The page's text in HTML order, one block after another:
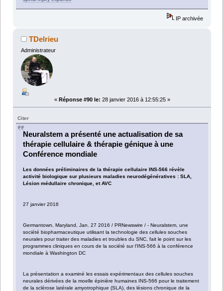
IP archivée
TDelrieu
Administrateur
« Réponse #90 le: 28 janvier 2016 à 12:55:25 »
Citer
Neuralstem a présenté une actualisation de sa
thérapie cellulaire & thérapie génique à une
Conférence mondiale
Les données préliminaires de la thérapie cellulaire INS-566 révèle
activité biologique sur plusieurs maladies neurodégénératives : SLA,
Lésion médullaire chronique, et AVC
27 janvier 2016
Germantown, Maryland, Jan. 27 2016 / PRNewswire / - Neuralstem, une
société biopharmaceutique utilisant la technologie des cellules souches
neurales pour traiter des maladies et troubles du SNC, fait le point sur les
programmes cliniques en cours de la société sur l'INS-566 à la conférence
mondiale à Washington DC
La présentation a examiné les essais expérimentaux des cellules souches
neurales dérivées de la moelle épinière humaines INS-566 pour le traitement
de la sclérose latérale amyotrophique (SLA), des lésions chronique de la